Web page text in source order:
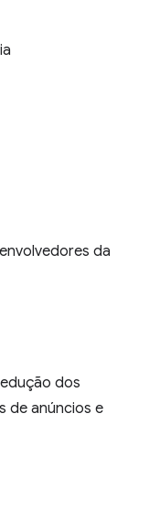
da
dos
de anúncios e